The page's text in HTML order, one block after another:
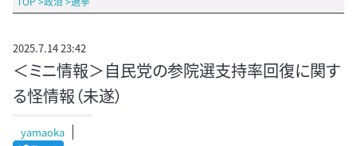
2025.7.14 23:42
＜ミニ情報＞自民党の参院選支持率回復に関す
る怪情報（未遂）
yamaoka